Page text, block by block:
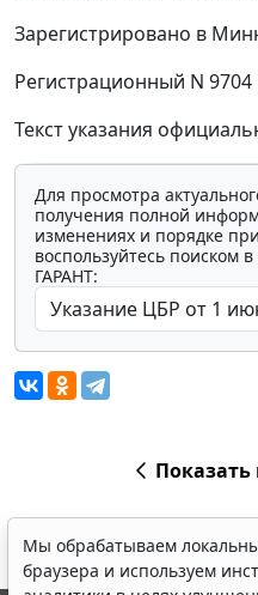
Зарегистрировано в
Регистрационный N 9704
Текст указания
Для просмотра
получения полной
изменениях и порядке
воспользуйтесь поиском
ГАРАНТ:
Мы обрабатываем
браузера и используем